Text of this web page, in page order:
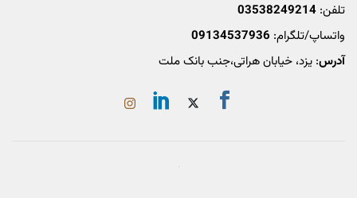
تلفن: 03538249214
واتساپ/تلگرام: 09134537936
آدرس: یزد، خیابان هراتی،جنب بانک ملت